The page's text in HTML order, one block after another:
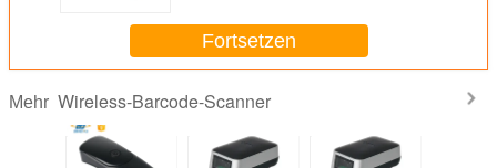
Barcode Scanner
Fortsetzen
Mehr Wireless-Barcode-Scanner